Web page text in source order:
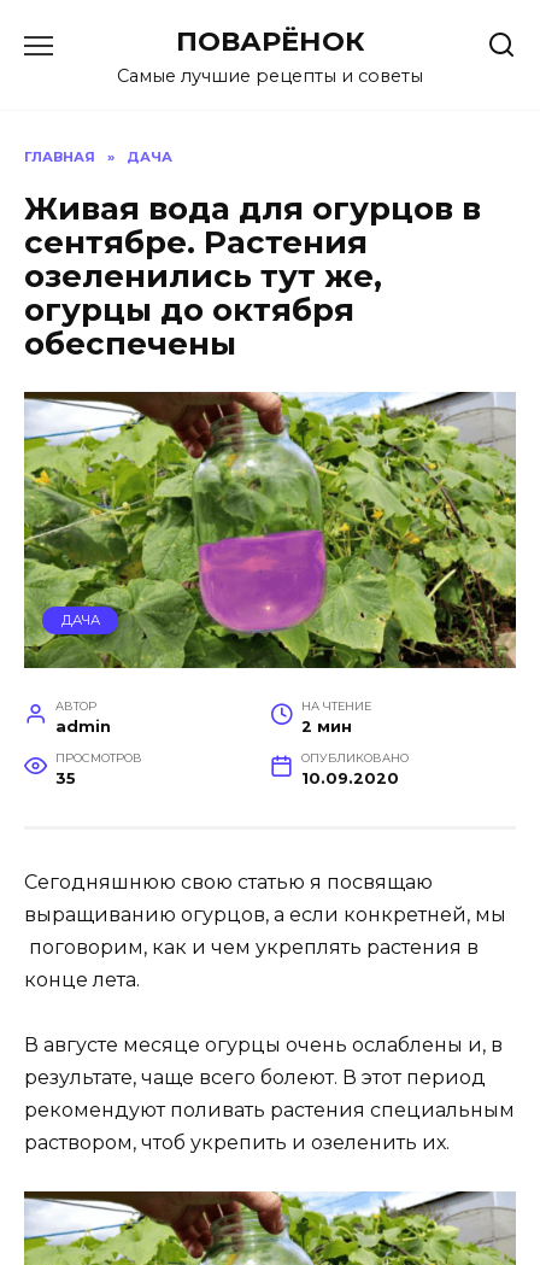
содержанию
ПОВАРЁНОК
Самые лучшие рецепты и советы
ГЛАВНАЯ » ДАЧА
Живая вода для огурцов в
сентябре. Растения
озеленились тут же,
огурцы до октября
обеспечены
ДАЧА
АВТОР
admin
НА ЧТЕНИЕ
2 мин
ПРОСМОТРОВ
35
ОПУБЛИКОВАНО
10.09.2020
Сегодняшнюю свою статью я посвящаю
выращиванию огурцов, а если конкретней, мы
поговорим, как и чем укреплять растения в
конце лета.
В августе месяце огурцы очень ослаблены и, в
результате, чаще всего болеют. В этот период
рекомендуют поливать растения специальным
раствором, чтоб укрепить и озеленить их.